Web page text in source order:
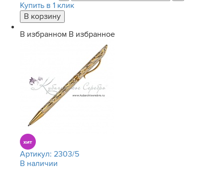
Купить в 1 клик
В избранном В избранное
Артикул: 2303/5
В наличии